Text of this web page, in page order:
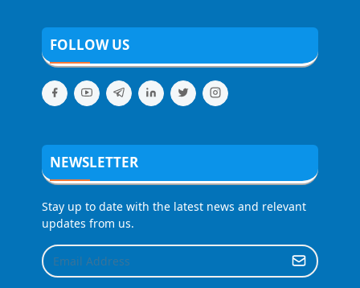
FOLLOW US
NEWSLETTER
Stay up to date with the latest news and relevant
updates from us.